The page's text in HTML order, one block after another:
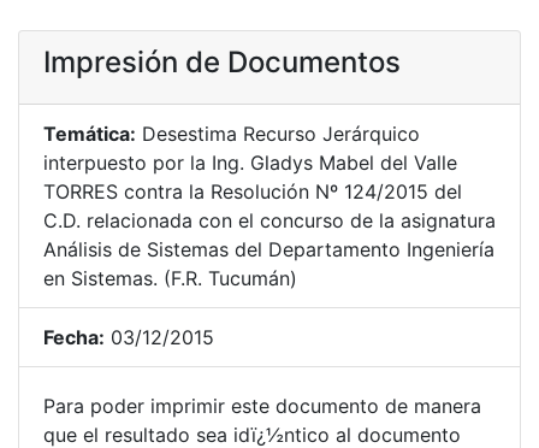
Impresión de Documentos
Temática: Desestima Recurso Jerárquico
interpuesto por la Ing. Gladys Mabel del Valle
TORRES contra la Resolución Nº 124/2015 del
C.D. relacionada con el concurso de la asignatura
Análisis de Sistemas del Departamento Ingeniería
en Sistemas. (F.R. Tucumán)
Fecha: 03/12/2015
Para poder imprimir este documento de manera
que el resultado sea idï¿½ntico al documento